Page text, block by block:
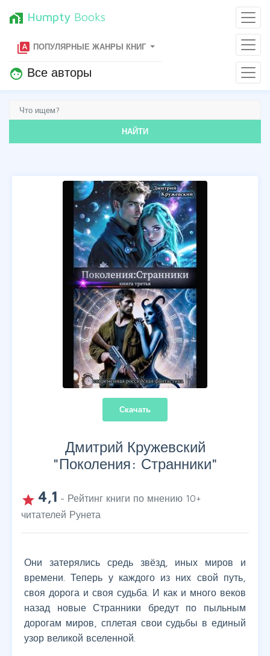
home_work Humpty Books
type_specimen ПОПУЛЯРНЫЕ ЖАНРЫ КНИГ
face Все авторы
НАЙТИ
Скачать
Дмитрий Кружевский
"Поколения: Странники"
grade 4,1 - Рейтинг книги по мнению 10+
читателей Рунета
Они затерялись средь звёзд, иных миров и
времени. Теперь у каждого из них свой путь,
своя дорога и своя судьба. И как и много веков
назад новые Странники бредут по пыльным
дорогам миров, сплетая свои судьбы в единый
узор великой вселенной.